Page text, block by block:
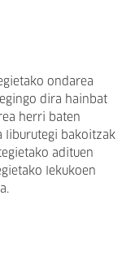
ondarea
dira hainbat
herri baten
liburutegi bakoitzak
adituen
lekukoen